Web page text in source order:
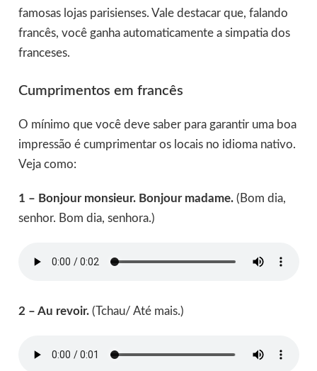
famosas lojas parisienses. Vale destacar que, falando
francês, você ganha automaticamente a simpatia dos
franceses.
Cumprimentos em francês
O mínimo que você deve saber para garantir uma boa
impressão é cumprimentar os locais no idioma nativo.
Veja como:
1 – Bonjour monsieur. Bonjour madame. (Bom dia,
senhor. Bom dia, senhora.)
2 – Au revoir. (Tchau/ Até mais.)